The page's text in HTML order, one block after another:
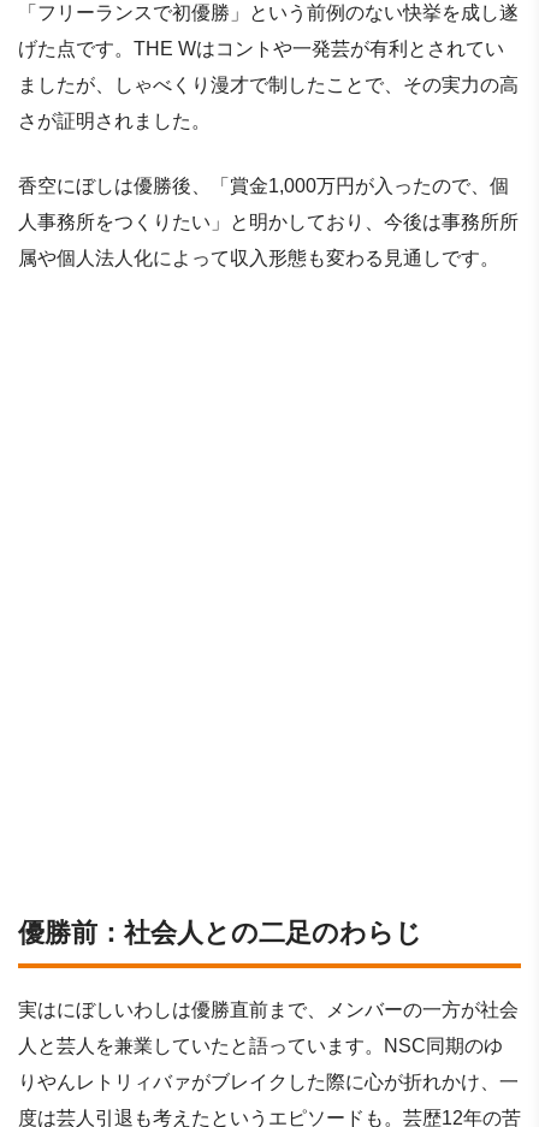
「フリーランスで初優勝」という前例のない快挙を成し遂
げた点です。THE Wはコントや一発芸が有利とされてい
ましたが、しゃべくり漫才で制したことで、その実力の高
さが証明されました。
香空にぼしは優勝後、「賞金1,000万円が入ったので、個
人事務所をつくりたい」と明かしており、今後は事務所所
属や個人法人化によって収入形態も変わる見通しです。
優勝前：社会人との二足のわらじ
実はにぼしいわしは優勝直前まで、メンバーの一方が社会
人と芸人を兼業していたと語っています。NSC同期のゆ
りやんレトリィバァがブレイクした際に心が折れかけ、一
度は芸人引退も考えたというエピソードも。芸歴12年の苦